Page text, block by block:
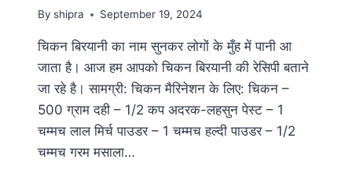
By shipra September 19, 2024
चिकन बिरयानी का नाम सुनकर लोगों के मुँह में पानी आ
जाता है। आज हम आपको चिकन बिरयानी की रेसिपी बताने
जा रहे है। सामग्री: चिकन मैरिनेशन के लिए: चिकन –
500 ग्राम दही – 1/2 कप अदरक-लहसुन पेस्ट – 1
चम्मच लाल मिर्च पाउडर – 1 चम्मच हल्दी पाउडर – 1/2
चम्मच गरम मसाला…